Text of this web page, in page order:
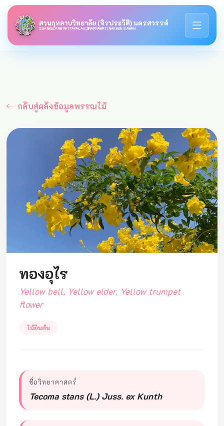
สวนกุหลาบวิทยาลัย (จิรประวัติ) นครสวรรค์
SUANKULARB WITTAYALAI (JIRAPRAWAT) NAKHON SAWAN
กลับสู่คลังข้อมูลพรรณไม้
ทองอุไร
Yellow bell, Yellow elder, Yellow trumpet
flower
ไม้ยืนต้น
ชื่อวิทยาศาสตร์
Tecoma stans (L.) Juss. ex Kunth